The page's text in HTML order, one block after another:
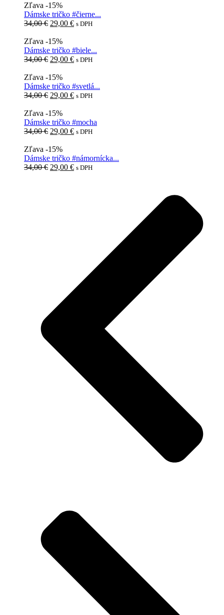
bola:
34,00 €.29,00 €.
Zľava -15%
Dámske tričko #čierne...
34,00€ Pôvodná
bola:
34,00 €.
29,00 €Aktuálna
29,00 €.
s DPH
Zľava -15%
Dámske tričko #biele...
34,00€ Pôvodná
bola:
34,00 €.
29,00 €Aktuálna
29,00 €.
s DPH
Zľava -15%
Dámske tričko #svetlá...
34,00€ Pôvodná
bola:
34,00 €.
29,00 €Aktuálna
29,00 €.
s DPH
Zľava -15%
Dámske tričko #mocha
34,00€ Pôvodná
bola:
34,00 €.
29,00 €Aktuálna
29,00 €.
s DPH
Zľava -15%
Dámske tričko #námornícka...
34,00€ Pôvodná
29,00 €Aktuálna
s DPH